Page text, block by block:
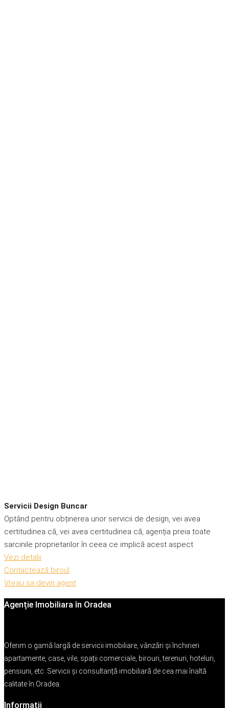
Servicii Design Buncar
Optând pentru obținerea unor servicii de design, vei avea
certitudinea că, vei avea certitudinea că, agenția preia toate
sarcinile proprietarilor în ceea ce implică acest aspect
Vezi detalii
Contactează biroul
Vreau sa devin agent
Agenție Imobiliara în Oradea
Oferim o gamă largă de servicii imobiliare, vânzări și închirieri
apartamente, case, vile, spații comerciale, birouri, terenuri, hoteluri,
pensiuni, etc. Servicii și consultanță imobiliară de cea mai înaltă
calitate în Oradea.
Informații